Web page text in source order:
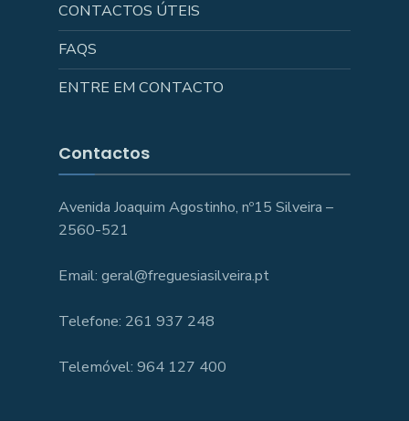
CONTACTOS ÚTEIS
FAQS
ENTRE EM CONTACTO
Contactos
Avenida Joaquim Agostinho, nº15 Silveira –
2560-521
Email: geral@freguesiasilveira.pt
Telefone: 261 937 248
Telemóvel: 964 127 400